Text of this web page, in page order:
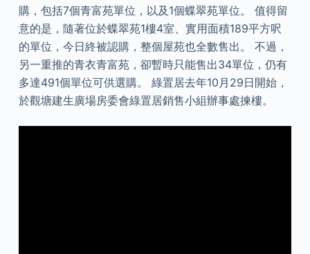
購，包括7個青富苑單位，以及1個蝶翠苑單位。 值得留
意的是，隨著位於蝶翠苑1樓4室、實用面積189平方呎
的單位，今日終被認購，整個屋苑也全數售出。 不過，
另一重推的青衣青富苑，卻暫時只能售出34單位，仍有
多達491個單位可供選購。 綠置居去年10月29日開始，
於觀塘建生廣場房委會綠置居銷售小組辦事處揀樓。